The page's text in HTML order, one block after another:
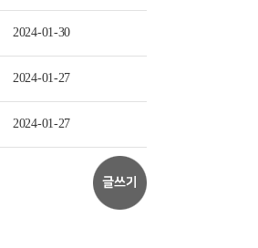
2024-01-30
2024-01-27
2024-01-27